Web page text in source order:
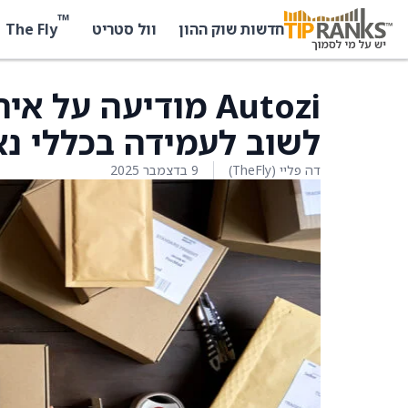
חדשות שוק ההון וול סטריט ™
The Fly
לשוב לעמידה בכללי
דה פליי (TheFly) 9 בדצמבר 2025